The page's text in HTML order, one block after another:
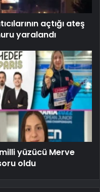
açtığı ateş
yaralandı
yüzücü Merve
oldu